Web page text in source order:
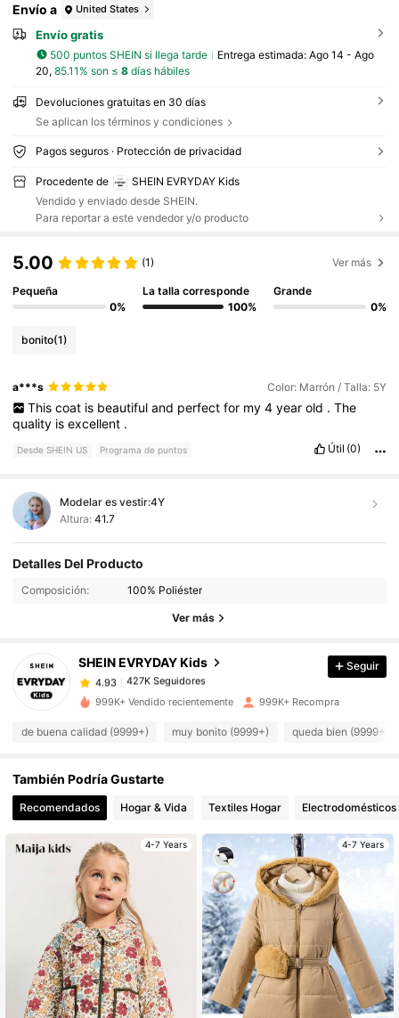
Envío a United States
Envío gratis
500 puntos SHEIN si llega tarde Entrega estimada: Ago 14 - Ago
20, 85.11% son ≤ 8días hábiles
Devoluciones gratuitas en 30 días
Se aplican los términos y condiciones
Pagos seguros · Protección de privacidad
Procedente de
SHEIN EVRYDAY Kids
Vendido y enviado desde SHEIN.
Para reportar a este vendedor y/o producto
5.00 (1) Ver más
Pequeña
0%
La talla corresponde
100%
Grande
0%
bonito(1)
a***s Color: Marrón / Talla: 5Y
This coat is beautiful and perfect for my 4 year old . The
quality isexcellent .
Desde SHEIN US Programa de puntos Útil (0)
Modelar es vestir:4Y
Altura: 41.7
Detalles Del Producto
Composición: 100% Poliéster
Ver más
SHEIN EVRYDAY Kids
4.93 427K Seguidores
427K Seguidores
4.93 427K Seguidores
4.93 427K Seguidores
4.93
4.93 427K Seguidores
4.93 427K Seguidores
4.93 427K Seguidores
4.93 427K Seguidores
Seguir
999K+ Vendido recientemente 999K+ Recompra
de buena calidad (9999+) muy bonito (9999+) queda bien (9999+)
También Podría Gustarte
Recomendados Hogar & Vida Textiles Hogar Electrodomésticos
4-7 Years 4-7 Years